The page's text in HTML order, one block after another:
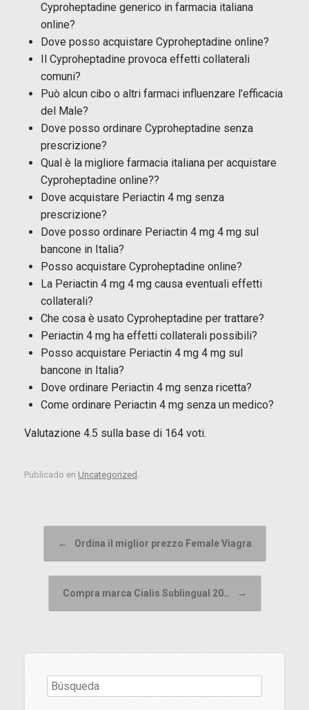
Cyproheptadine generico in farmacia italiana
online?
Dove posso acquistare Cyproheptadine online?
Il Cyproheptadine provoca effetti collaterali
comuni?
Può alcun cibo o altri farmaci influenzare l’efficacia
del Male?
Dove posso ordinare Cyproheptadine senza
prescrizione?
Qual è la migliore farmacia italiana per acquistare
Cyproheptadine online??
Dove acquistare Periactin 4 mg senza
prescrizione?
Dove posso ordinare Periactin 4 mg 4 mg sul
bancone in Italia?
Posso acquistare Cyproheptadine online?
La Periactin 4 mg 4 mg causa eventuali effetti
collaterali?
Che cosa è usato Cyproheptadine per trattare?
Periactin 4 mg ha effetti collaterali possibili?
Posso acquistare Periactin 4 mg 4 mg sul
bancone in Italia?
Dove ordinare Periactin 4 mg senza ricetta?
Come ordinare Periactin 4 mg senza un medico?
Valutazione 4.5 sulla base di 164 voti.
Publicado en Uncategorized
← Ordina il miglior prezzo Female Viagra
Compra marca Cialis Sublingual 20… →